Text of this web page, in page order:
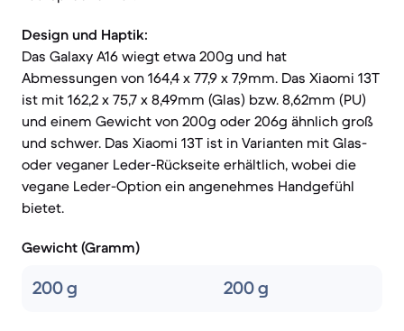
Design und Haptik:
Das Galaxy A16 wiegt etwa 200g und hat
Abmessungen von 164,4 x 77,9 x 7,9mm. Das Xiaomi 13T
ist mit 162,2 x 75,7 x 8,49mm (Glas) bzw. 8,62mm (PU)
und einem Gewicht von 200g oder 206g ähnlich groß
und schwer. Das Xiaomi 13T ist in Varianten mit Glas-
oder veganer Leder-Rückseite erhältlich, wobei die
vegane Leder-Option ein angenehmes Handgefühl
bietet.
Gewicht (Gramm)
200 g 200 g